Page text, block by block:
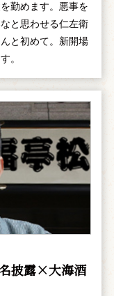
勤めます。悪事を
と思わせる仁左衛
と初めて。新開場
。
披露×大海酒